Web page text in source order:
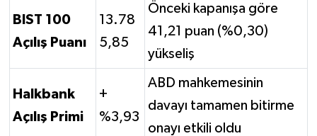
BIST 100
Açılış Puanı
13.78
5,85
Önceki kapanışa göre
41,21 puan (%0,30)
yükseliş
Halkbank
Açılış Primi
+
%3,93
ABD mahkemesinin
davayı tamamen bitirme
onayı etkili oldu